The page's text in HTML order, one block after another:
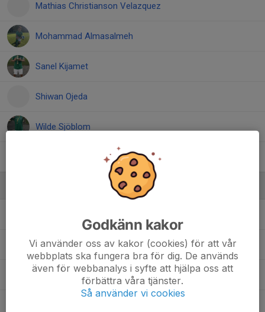
Mathias Christianson Velazquez
Mohammad Almasalmeh
Sanel Kijamet
Shiwan Ojeda
Wilde Sjöblom
John BomanTränare
John-Patrik TreptowTränare
Godkänn kakor
Vi använder oss av kakor (cookies) för att vår
webbplats ska fungera bra för dig. De används
även för webbanalys i syfte att hjälpa oss att
förbättra våra tjänster.
Så använder vi cookies